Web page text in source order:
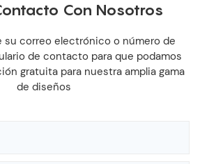
Con Nosotros
su correo electrónico o número de
de contacto para que podamos
gratuita para nuestra amplia gama
de diseños